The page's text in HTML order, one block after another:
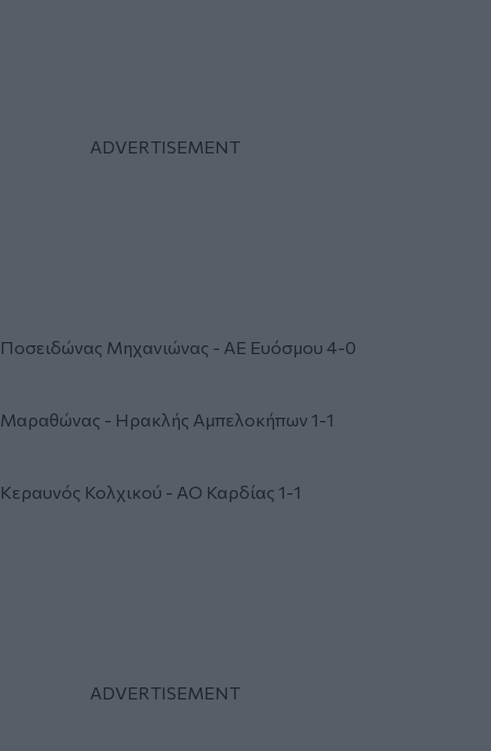
Ποσειδώνας Μηχανιώνας - ΑΕ Ευόσμου 4-0
Μαραθώνας - Ηρακλής Αμπελοκήπων 1-1
Κεραυνός Κολχικού - ΑΟ Καρδίας 1-1